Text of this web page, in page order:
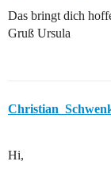
Das bringt dich
Gruß Ursula
Hi,